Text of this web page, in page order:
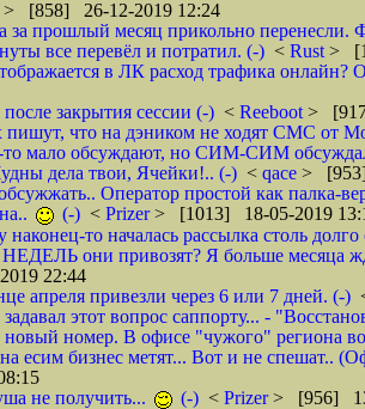
> [858] 26-12-2019 12:24
за прошлый месяц прикольно
все перевёл и потратил. (-) < Rust >
в ЛК расход трафика
закрытия сессии (-) < Reeboot >
пишут, что на дэником не ходят СМС от
мало обсуждают, но СИМ-СИМ
дела твои, Ячейки!.. (-) < qace > [953]
Оператор простой как палка-
(-) < Prizer> [1013] 18-05-2019
наконец-то началась рассылка столь
НЕДЕЛЬ они привозят? Я больше месяца
22:44
апреля привезли через 6 или 7 дней. (-)
задавал этот вопрос саппорту... -
новый номер. В офисе "чужого" региона
есим бизнес метят... Вот и не спешат..
не получить...
(-) < Prizer> [956]